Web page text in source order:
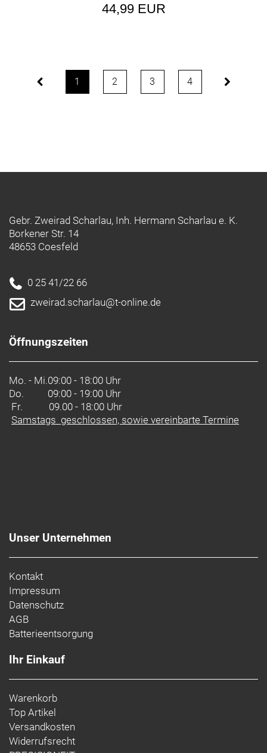
44,99 EUR
1 2 3 4
Gebr. Zweirad Scharlau, Inh. Hermann Scharlau e. K.
Borkener Str. 14
48653 Coesfeld
0 25 41/22 66
zweirad.scharlau@t-online.de
Öffnungszeiten
Mo. - Mi.09:00 - 18:00 Uhr
Do.
09:00 - 19:00 Uhr
Fr. 09.00 - 18:00 Uhr
Samstags geschlossen, sowie vereinbarte Termine
Unser Unternehmen
Kontakt
Impressum
Datenschutz
AGB
Batterieentsorgung
Ihr Einkauf
Warenkorb
Top Artikel
Versandkosten
Widerrufsrecht